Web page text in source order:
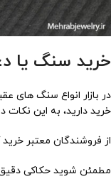
خرید سنگ یا
در بازار انواع سنگ های
خرید دارید، به این نکات
از فروشندگان معتبر خرید
مطمئن شوید حکاکی